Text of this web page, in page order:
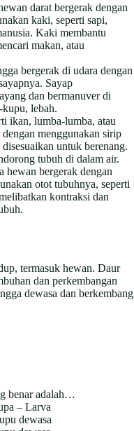
darat bergerak dengan
kaki, seperti sapi,
Kaki membantu
makan, atau
bergerak di udara dengan
Sayap
dan bermanuver di
lebah.
ikan, lumba-lumba, atau
menggunakan sirip
untuk berenang.
tubuh di dalam air.
hewan bergerak dengan
otot tubuhnya, seperti
kontraksi dan
termasuk hewan. Daur
dan perkembangan
dewasa dan berkembang
benar adalah…
– Larva
dewasa